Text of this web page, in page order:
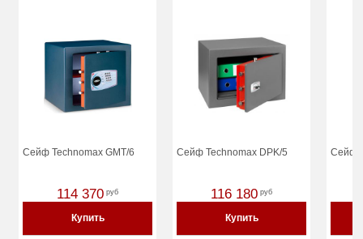
Сейф Technomax GMT/6
114 370 руб
Купить
Сейф Technomax DPK/5
116 180 руб
Купить
Сейф